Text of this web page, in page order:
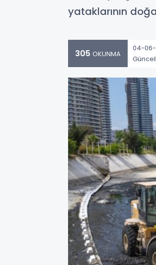
yataklarının
305 OKUNMA
04-06-